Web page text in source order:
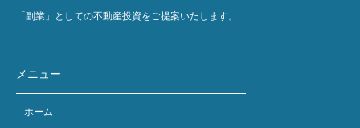
「副業」としての不動産投資をご提案いたします。
メニュー
ホーム